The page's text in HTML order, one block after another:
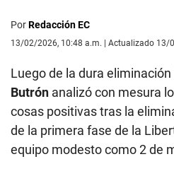
PorRedacción EC
13/02/2026, 10:48 a.m. | Actualizado 13/
Luego de la dura
Butrón analizó con mesura
cosas positivas tras la
de la primera fase de la
equipo modesto como 2 de